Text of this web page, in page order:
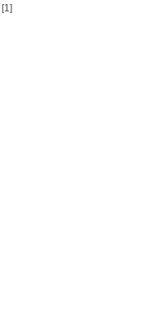
[1]